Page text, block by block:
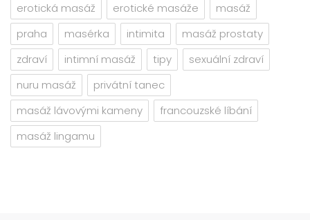
erotická masáž
erotické masáže
masáž
praha
masérka intimita
masáž prostaty
zdraví
intimní masáž tipy
sexuální zdraví
nuru masáž
privátní tanec
masáž lávovými kameny
francouzské líbání
masáž lingamu